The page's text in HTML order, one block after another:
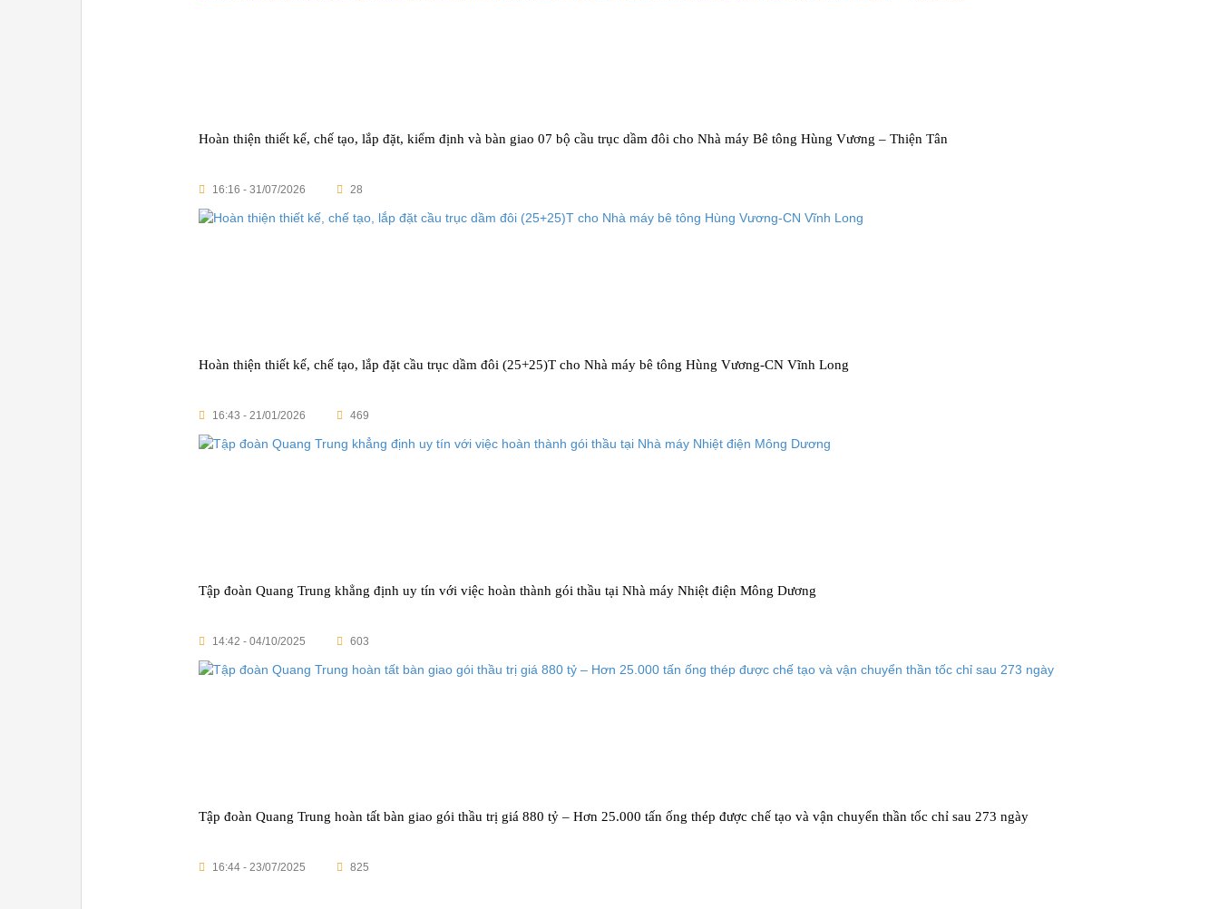
Hoàn thiện thiết kế, chế tạo, lắp đặt, kiểm định và bàn giao 07 bộ cầu trục dầm đôi cho Nhà máy Bê tông Hùng Vương – Thiện Tân
16:16 - 31/07/2026 28
Hoàn thiện thiết kế, chế tạo, lắp đặt cầu trục dầm đôi (25+25)T cho Nhà máy bê tông Hùng Vương-CN Vĩnh Long
16:43 - 21/01/2026 469
Tập đoàn Quang Trung khẳng định uy tín với việc hoàn thành gói thầu tại Nhà máy Nhiệt điện Mông Dương
14:42 - 04/10/2025 603
Tập đoàn Quang Trung hoàn tất bàn giao gói thầu trị giá 880 tỷ – Hơn 25.000 tấn ống thép được chế tạo và vận chuyển thần tốc chỉ sau 273 ngày
16:44 - 23/07/2025 825